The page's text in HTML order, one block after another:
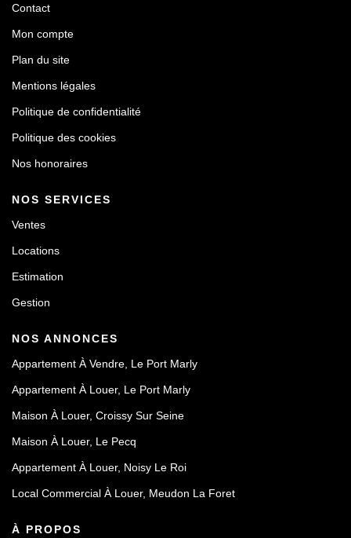
Contact
Mon compte
Plan du site
Mentions légales
Politique de confidentialité
Politique des cookies
Nos honoraires
NOS SERVICES
Ventes
Locations
Estimation
Gestion
NOS ANNONCES
Appartement À Vendre, Le Port Marly
Appartement À Louer, Le Port Marly
Maison À Louer, Croissy Sur Seine
Maison À Louer, Le Pecq
Appartement À Louer, Noisy Le Roi
Local Commercial À Louer, Meudon La Foret
À PROPOS